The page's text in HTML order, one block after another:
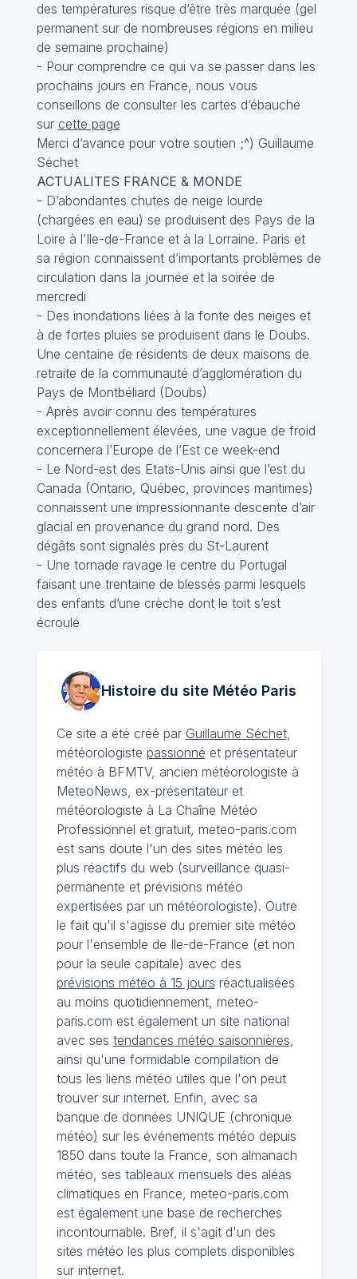
des températures risque d‘être très marquée (gel
permanent sur de nombreuses régions en milieu
de semaine prochaine)
- Pour comprendre ce qui va se passer dans les
prochains jours en France, nous vous
conseillons de consulter les cartes d‘ébauche
sur cette page
Merci d’avance pour votre soutien ;^) Guillaume
Séchet
ACTUALITES FRANCE & MONDE
- D’abondantes chutes de neige lourde
(chargées en eau) se produisent des Pays de la
Loire à l’Ile-de-France et à la Lorraine. Paris et
sa région connaissent d’importants problèmes de
circulation dans la journée et la soirée de
mercredi
- Des inondations liées à la fonte des neiges et
à de fortes pluies se produisent dans le Doubs.
Une centaine de résidents de deux maisons de
retraite de la communauté d’agglomération du
Pays de Montbéliard (Doubs)
- Après avoir connu des températures
exceptionnellement élevées, une vague de froid
concernera l’Europe de l’Est ce week-end
- Le Nord-est des Etats-Unis ainsi que l’est du
Canada (Ontario, Québec, provinces maritimes)
connaissent une impressionnante descente d’air
glacial en provenance du grand nord. Des
dégâts sont signalés près du St-Laurent
- Une tornade ravage le centre du Portugal
faisant une trentaine de blessés parmi lesquels
des enfants d’une crèche dont le toit s’est
écroulé
Histoire du site MétéoParis
Ce site a été créé par Guillaume Séchet,
météorologiste passionné et présentateur
météo à BFMTV, ancien météorologiste à
MeteoNews, ex-présentateur et
météorologiste à La Chaîne Météo
Professionnel et gratuit, meteo-paris.com
est sans doute l'un des sites météo les
plus réactifs du web (surveillance quasi-
permanente et prévisions météo
expertisées par un météorologiste). Outre
le fait qu'il s'agisse du premier site météo
pour l'ensemble de Ile-de-France (et non
pour la seule capitale) avec des
prévisions météo à 15 jours réactualisées
au moins quotidiennement, meteo-
paris.com est également un site national
avec ses tendances météo saisonnières,
ainsi qu'une formidable compilation de
tous les liens météo utiles que l'on peut
trouver sur internet. Enfin, avec sa
banque de données UNIQUE (chronique
météo) sur les événements météo depuis
1850 dans toute la France, son almanach
météo, ses tableaux mensuels des aléas
climatiques en France, meteo-paris.com
est également une base de recherches
incontournable. Bref, il s'agit d'un des
sites météo les plus complets disponibles
sur internet.